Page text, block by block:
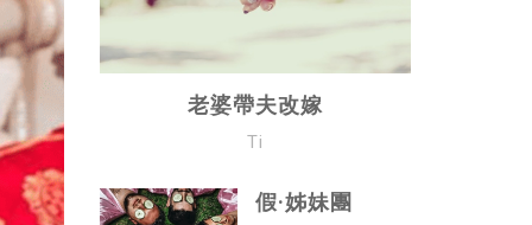
老婆帶夫改嫁
Ti
假·姊妹團